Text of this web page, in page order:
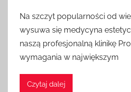
Na szczyt popularności od
wysuwa się medycyna
naszą profesjonalną klinikę
wymagania w największym
Czytaj dalej